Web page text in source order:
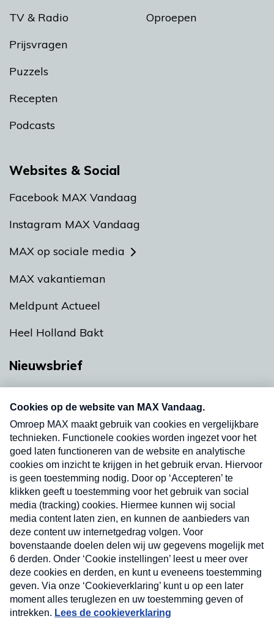
TV & Radio
Prijsvragen
Puzzels
Recepten
Podcasts
Oproepen
Websites & Social
Facebook MAX Vandaag
Instagram MAX Vandaag
MAX op sociale media
MAX vakantieman
Meldpunt Actueel
Heel Holland Bakt
Nieuwsbrief
nieuwsbrief. Elke vrijdag- en dinsdagochtend in
uw mailbox.
Verzend
Nieuwsbrief
Neem hier een gratis abonnement op onze
nieuwsbrief. Elke vrijdag- en dinsdagochtend in uw